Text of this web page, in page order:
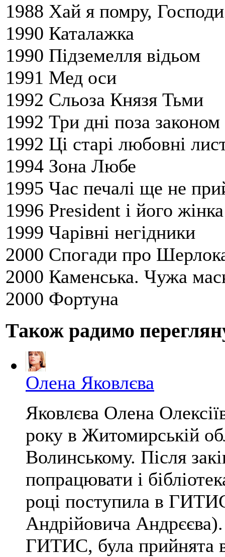
1988 Хай я помру, Господи
1990 Каталажка
1990 Підземелля відьом
1991 Мед оси
1992 Сльоза Князя Тьми
1992 Три дні поза законом
1992 Ці старі любовні
1994 Зона Любе
1995 Час печалі ще не
1996 President і його жінка
1999 Чарівні негідники
2000 Спогади про
2000 Каменська. Чужа
2000 Фортуна
Також радимо
Олена Яковлєва
Яковлєва Олена
року в Житомирській
Волинському. Після
попрацювати і
році поступила в
Андрійовича
ГИТИС, була прийнята